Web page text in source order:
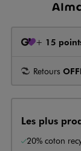
+ 15
Retours
Les plus
20% coton